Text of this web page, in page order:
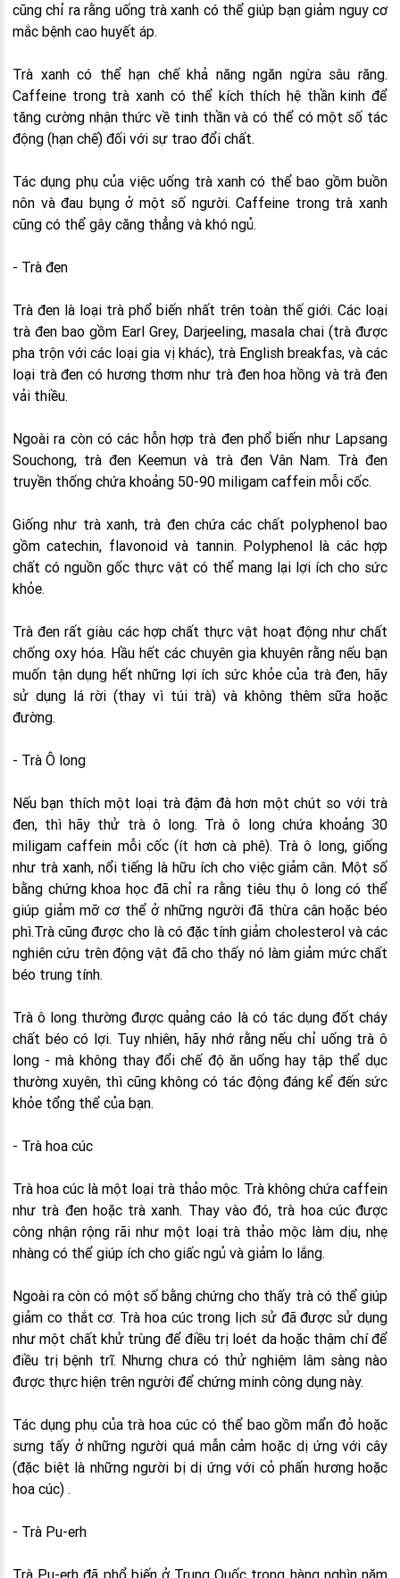
cũng chỉ ra rằng uống trà xanh có thể giúp bạn giảm nguy cơ
mắc bệnh cao huyết áp.
Trà xanh có thể hạn chế khả năng ngăn ngừa sâu răng.
Caffeine trong trà xanh có thể kích thích hệ thần kinh để
tăng cường nhận thức về tinh thần và có thể có một số tác
động (hạn chế) đối với sự trao đổi chất.
Tác dụng phụ của việc uống trà xanh có thể bao gồm buồn
nôn và đau bụng ở một số người. Caffeine trong trà xanh
cũng có thể gây căng thẳng và khó ngủ.
- Trà đen
Trà đen là loại trà phổ biến nhất trên toàn thế giới. Các loại
trà đen bao gồm Earl Grey, Darjeeling, masala chai (trà được
pha trộn với các loại gia vị khác), trà English breakfas, và các
loại trà đen có hương thơm như trà đen hoa hồng và trà đen
vải thiều.
Ngoài ra còn có các hỗn hợp trà đen phổ biến như Lapsang
Souchong, trà đen Keemun và trà đen Vân Nam. Trà đen
truyền thống chứa khoảng 50-90 miligam caffein mỗi cốc.
Giống như trà xanh, trà đen chứa các chất polyphenol bao
gồm catechin, flavonoid và tannin. Polyphenol là các hợp
chất có nguồn gốc thực vật có thể mang lại lợi ích cho sức
khỏe.
Trà đen rất giàu các hợp chất thực vật hoạt động như chất
chống oxy hóa. Hầu hết các chuyên gia khuyên rằng nếu bạn
muốn tận dụng hết những lợi ích sức khỏe của trà đen, hãy
sử dụng lá rời (thay vì túi trà) và không thêm sữa hoặc
đường.
- Trà Ô long
Nếu bạn thích một loại trà đậm đà hơn một chút so với trà
đen, thì hãy thử trà ô long. Trà ô long chứa khoảng 30
miligam caffein mỗi cốc (ít hơn cà phê). Trà ô long, giống
như trà xanh, nổi tiếng là hữu ích cho việc giảm cân. Một số
bằng chứng khoa học đã chỉ ra rằng tiêu thụ ô long có thể
giúp giảm mỡ cơ thể ở những người đã thừa cân hoặc béo
phì.Trà cũng được cho là có đặc tính giảm cholesterol và các
nghiên cứu trên động vật đã cho thấy nó làm giảm mức chất
béo trung tính.
Trà ô long thường được quảng cáo là có tác dụng đốt cháy
chất béo có lợi. Tuy nhiên, hãy nhớ rằng nếu chỉ uống trà ô
long - mà không thay đổi chế độ ăn uống hay tập thể dục
thường xuyên, thì cũng không có tác động đáng kể đến sức
khỏe tổng thể của bạn.
- Trà hoa cúc
Trà hoa cúc là một loại trà thảo mộc. Trà không chứa caffein
như trà đen hoặc trà xanh. Thay vào đó, trà hoa cúc được
công nhận rộng rãi như một loại trà thảo mộc làm dịu, nhẹ
nhàng có thể giúp ích cho giấc ngủ và giảm lo lắng.
Ngoài ra còn có một số bằng chứng cho thấy trà có thể giúp
giảm co thắt cơ. Trà hoa cúc trong lịch sử đã được sử dụng
như một chất khử trùng để điều trị loét da hoặc thậm chí để
điều trị bệnh trĩ. Nhưng chưa có thử nghiệm lâm sàng nào
được thực hiện trên người để chứng minh công dụng này.
Tác dụng phụ của trà hoa cúc có thể bao gồm mẩn đỏ hoặc
sưng tấy ở những người quá mẫn cảm hoặc dị ứng với cây
(đặc biệt là những người bị dị ứng với cỏ phấn hương hoặc
hoa cúc) .
- Trà Pu-erh
Trà Pu-erh đã phổ biến ở Trung Quốc trong hàng nghìn năm